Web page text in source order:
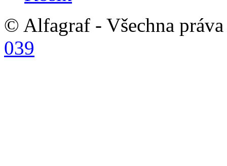
© Alfagraf - Všechna
039